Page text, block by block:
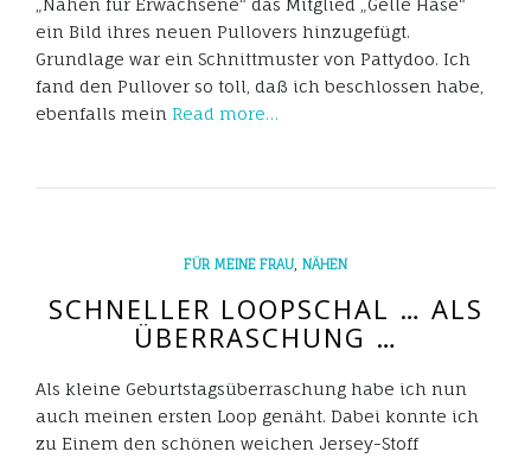
ein Bild ihres neuen Pullovers hinzugefügt.
Grundlage war ein Schnittmuster von Pattydoo. Ich
fand den Pullover so toll, daß ich beschlossen habe,
ebenfalls mein Read more…
FÜR MEINE FRAU NÄHEN
SCHNELLER LOOPSCHAL … ALS
ÜBERRASCHUNG …
Als kleine Geburtstagsüberraschung habe ich nun
auch meinen ersten Loop genäht. Dabei konnte ich
zu Einem den schönen weichen Jersey-Stoff